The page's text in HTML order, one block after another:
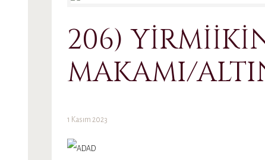
206)
MAKAMI/
1 Kasım 2023